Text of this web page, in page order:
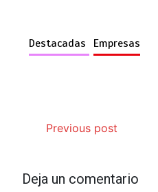
Destacadas Empresas
Previous post
Deja un comentario